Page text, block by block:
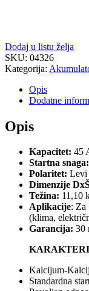
Dodaj u listu želja
SKU: 04326
Kategorija:
Opis
Dodatne
Opis
Kapacitet: 45
Startna snaga:
Polaritet: Levi
Dimenzije
Težina: 11,10
Aplikacije: Za
(klima,
Garancija: 30
Kalcijum-
Standardna